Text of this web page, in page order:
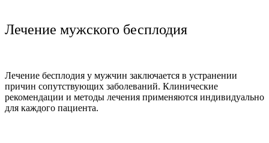
Лечение мужского бесплодия
Лечение бесплодия у мужчин заключается в устранении
причин сопутствующих заболеваний. Клинические
рекомендации и методы лечения применяются индивидуально
для каждого пациента.